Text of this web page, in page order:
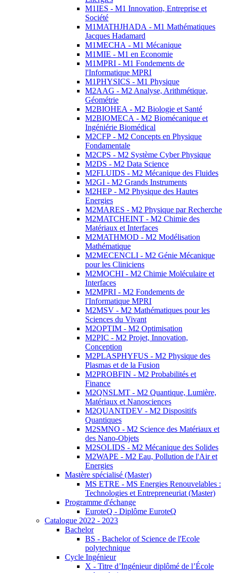
M1IES - M1 Innovation, Entreprise et
Société
M1MATHJHADA - M1 Mathématiques
Jacques Hadamard
M1MECHA - M1 Mécanique
M1MIE - M1 en Economie
M1MPRI - M1 Fondements de
l'Informatique MPRI
M1PHYSICS - M1 Physique
M2AAG - M2 Analyse, Arithmétique,
Géométrie
M2BIOHEA - M2 Biologie et Santé
M2BIOMECA - M2 Biomécanique et
Ingéniérie Biomédical
M2CFP - M2 Concepts en Physique
Fondamentale
M2CPS - M2 Système Cyber Physique
M2DS - M2 Data Science
M2FLUIDS - M2 Mécanique des Fluides
M2GI - M2 Grands Instruments
M2HEP - M2 Physique des Hautes
Energies
M2MARES - M2 Physique par Recherche
M2MATCHEINT - M2 Chimie des
Matériaux et Interfaces
M2MATHMOD - M2 Modélisation
Mathématique
M2MECENCLI - M2 Génie Mécanique
pour les Cliniciens
M2MOCHI - M2 Chimie Moléculaire et
Interfaces
M2MPRI - M2 Fondements de
l'Informatique MPRI
M2MSV - M2 Mathématiques pour les
Sciences du Vivant
M2OPTIM - M2 Optimisation
M2PIC - M2 Projet, Innovation,
Conception
M2PLASPHYFUS - M2 Physique des
Plasmas et de la Fusion
M2PROBFIN - M2 Probabilités et
Finance
M2QNSLMT - M2 Quantique, Lumière,
Matériaux et Nanosciences
M2QUANTDEV - M2 Dispositifs
Quantiques
M2SMNO - M2 Science des Matériaux et
des Nano-Objets
M2SOLIDS - M2 Mécanique des Solides
M2WAPE - M2 Eau, Pollution de l'Air et
Energies
Mastère spécialisé (Master)
MS ETRE - MS Energies Renouvelables :
Technologies et Entrepreneuriat (Master)
Programme d'échange
EuroteQ - Diplôme EuroteQ
Catalogue 2022 - 2023
Bachelor
BS - Bachelor of Science de l'Ecole
polytechnique
Cycle Ingénieur
X - Titre d’Ingénieur diplômé de l’École